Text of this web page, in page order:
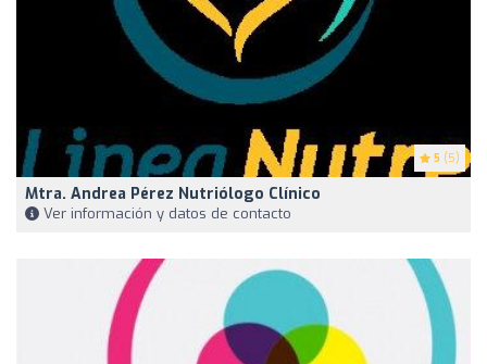
5 (5)
Mtra. Andrea Pérez Nutriólogo Clínico
Ver información y datos de contacto